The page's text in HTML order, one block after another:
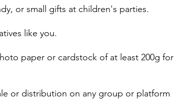
or small gifts at children's parties.
like you.
paper or cardstock of at least 200g for
or distribution on any group or platform